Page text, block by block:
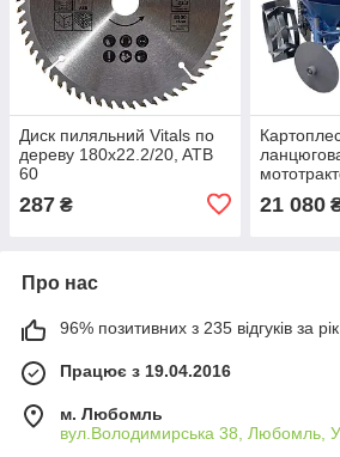
Диск пиляльний Vitals по
дереву 180x22.2/20, ATB
60
287 ₴ 21 080
Про нас
96% позитивних з 235 відгуків за рік
Працює з 19.04.2016
м. Любомль
вул.Володимирська 38, Любомль,